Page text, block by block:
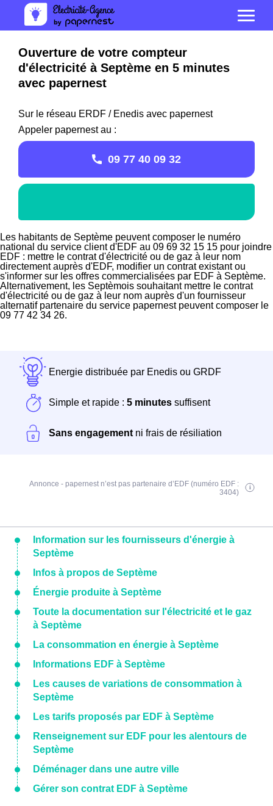
Ouverture de votre compteur
d'électricité à Septème en 5 minutes
avec papernest
Sur le réseau ERDF / Enedis avec papernest
Appeler papernest au :
09 77 40 09 32
Les habitants de Septème peuvent composer le numéro
national du service client d'EDF au 09 69 32 15 15 pour joindre
EDF : mettre le contrat d'électricité ou de gaz à leur nom
directement auprès d'EDF, modifier un contrat existant ou
s'informer sur les offres commercialisées par EDF à Septème.
Alternativement, les Septèmois souhaitant mettre le contrat
d'électricité ou de gaz à leur nom auprès d'un fournisseur
alternatif partenaire du service papernest peuvent composer le
09 77 42 34 26.
Energie distribuée par Enedis ou GRDF
Simple et rapide : 5 minutes suffisent
Sans engagement ni frais de résiliation
Annonce - papernest n’est pas partenaire d’EDF (numéro EDF :
3404)
Information sur les fournisseurs d'énergie à
Septème
Infos à propos de Septème
Énergie produite à Septème
Toute la documentation sur l'électricité et le gaz
à Septème
La consommation en énergie à Septème
Informations EDF à Septème
Les causes de variations de consommation à
Septème
Les tarifs proposés par EDF à Septème
Renseignement sur EDF pour les alentours de
Septème
Déménager dans une autre ville
Gérer son contrat EDF à Septème